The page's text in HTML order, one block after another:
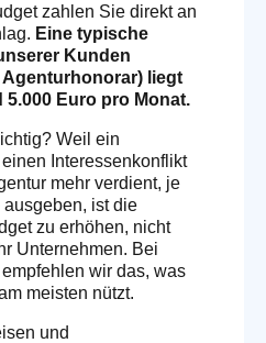
zahlen Sie direkt an
Eine typische
Kunden
liegt
5.000 Euro pro Monat.
Weil ein
Interessenkonflikt
mehr verdient, je
ist die
zu erhöhen, nicht
Unternehmen. Bei
wir das, was
meisten nützt.
und